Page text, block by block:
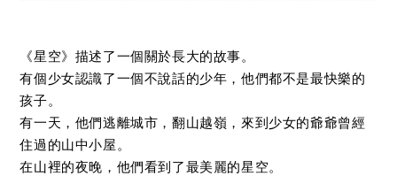
《星空》描述了一個關於長大的故事。
有個少女認識了一個不說話的少年，他們都不是最快樂的
孩子。
有一天，他們逃離城市，翻山越嶺，來到少女的爺爺曾經
住過的山中小屋。
在山裡的夜晚，他們看到了最美麗的星空。